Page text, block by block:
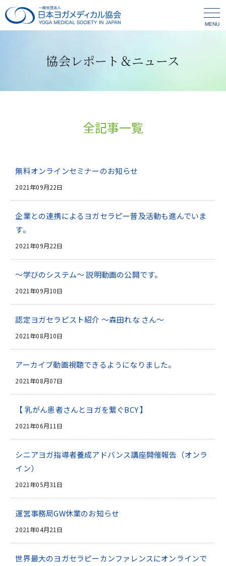
MENU
協会レポート＆ニュース
全記事一覧
無料オンラインセミナーのお知らせ
2021年09月22日
企業との連携によるヨガセラピー普及活動も進んでいま
す。
2021年09月22日
～学びのシステム～ 説明動画の公開です。
2021年09月10日
認定ヨガセラピスト紹介 ～森田れな さん～
2021年08月10日
アーカイブ動画視聴できるようになりました。
2021年08月07日
【 乳がん患者さんとヨガを繋ぐBCY 】
2021年06月11日
シニアヨガ指導者養成アドバンス講座開催報告（オンラ
イン）
2021年05月31日
運営事務局GW休業のお知らせ
2021年04月21日
世界最大のヨガセラピーカンファレンスにオンラインで